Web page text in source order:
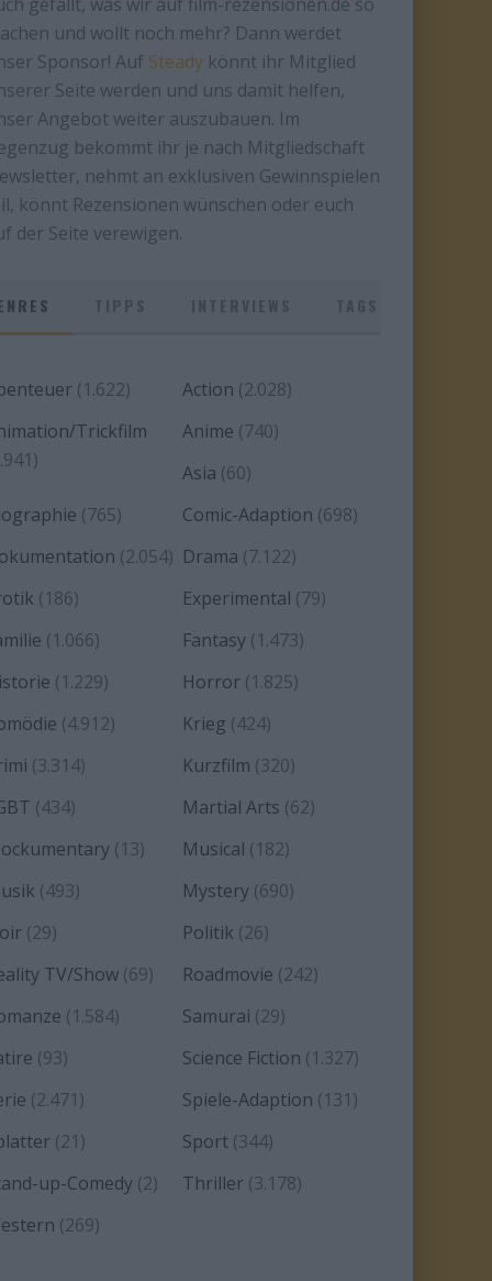
und wollt noch mehr? Dann werdet
Sponsor! Auf Steady könnt ihr Mitglied
Seite werden und uns damit helfen,
Angebot weiter auszubauen. Im
bekommt ihr je nach Mitgliedschaft
nehmt an exklusiven Gewinnspielen
könnt Rezensionen wünschen oder euch
der Seite verewigen.
(1.622) Action (2.028)
Trickfilm
Anime (740)
Asia (60)
(765) Comic-Adaption (698)
(2.054) Drama (7.122)
(186) Experimental (79)
(1.066) Fantasy(1.473)
(1.229) Horror(1.825)
(4.912) Krieg (424)
(3.314) Kurzfilm (320)
(434) Martial Arts (62)
(13) Musical (182)
(493) Mystery(690)
(29) Politik (26)
TV/Show (69) Roadmovie (242)
(1.584) Samurai (29)
(93) Science Fiction (1.327)
(2.471) Spiele-Adaption (131)
(21) Sport(344)
up-Comedy (2) Thriller(3.178)
(269)